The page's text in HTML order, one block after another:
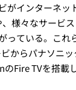
がインターネッ
様々なサービ
っている。これ
からパナソニ
Fire TVを搭載